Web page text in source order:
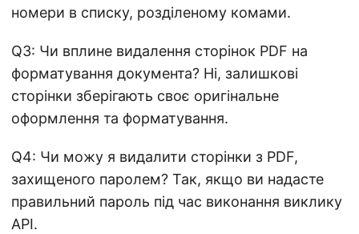
номери в списку, розділеному комами.
Q3: Чи вплине видалення сторінок PDF на
форматування документа? Ні, залишкові
сторінки зберігають своє оригінальне
оформлення та форматування.
Q4: Чи можу я видалити сторінки з PDF,
захищеного паролем? Так, якщо ви надасте
правильний пароль під час виконання виклику
API.